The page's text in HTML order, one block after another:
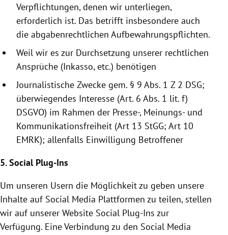
Verpflichtungen, denen wir unterliegen,
erforderlich ist. Das betrifft insbesondere auch
die abgabenrechtlichen Aufbewahrungspflichten.
Weil wir es zur Durchsetzung unserer rechtlichen
Ansprüche (Inkasso, etc.) benötigen
Journalistische Zwecke gem. § 9 Abs. 1 Z 2 DSG;
überwiegendes Interesse (Art. 6 Abs. 1 lit. f)
DSGVO) im Rahmen der Presse-, Meinungs- und
Kommunikationsfreiheit (Art 13 StGG; Art 10
EMRK); allenfalls Einwilligung Betroffener
5. Social Plug-Ins
Um unseren Usern die Möglichkeit zu geben unsere
Inhalte auf Social Media Plattformen zu teilen, stellen
wir auf unserer Website Social Plug-Ins zur
Verfügung. Eine Verbindung zu den Social Media